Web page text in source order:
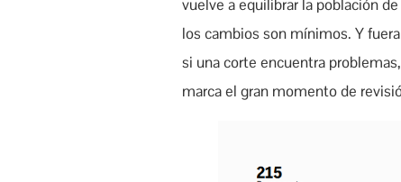
vuelve a equilibrar la población
los cambios son mínimos. Y
si una corte encuentra
marca el gran momento de